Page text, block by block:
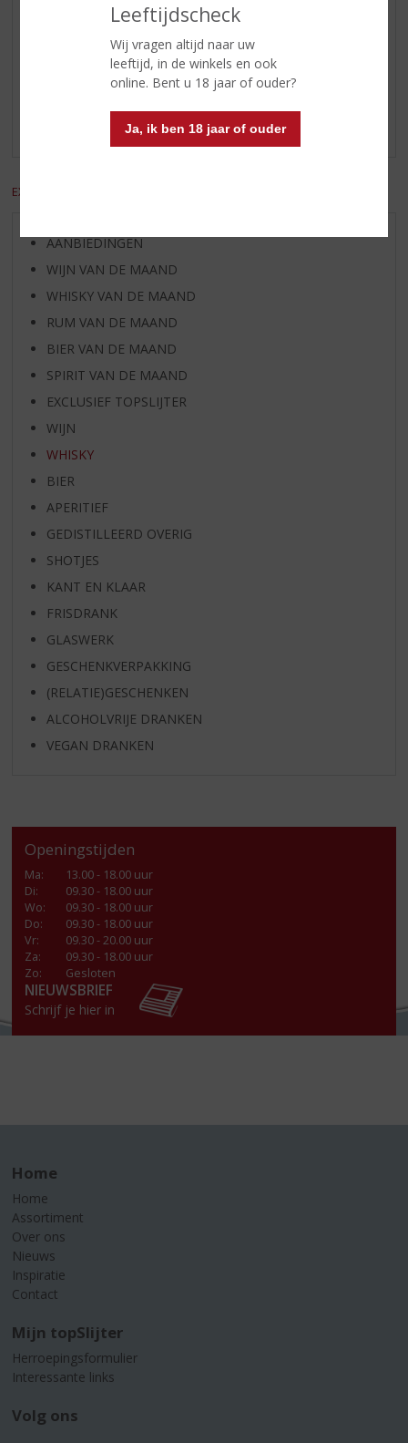
Leeftijdscheck
Wij vragen altijd naar uw
leeftijd, in de winkels en ook
online. Bent u 18 jaar of ouder?
Ja, ik ben 18 jaar of ouder
Reviews
Er zijn nog geen reviews geplaatst voor dit product
EXCL. BTW
AANBIEDINGEN
WIJN VAN DE MAAND
WHISKY VAN DE MAAND
RUM VAN DE MAAND
BIER VAN DE MAAND
SPIRIT VAN DE MAAND
EXCLUSIEF TOPSLIJTER
WIJN
WHISKY
BIER
APERITIEF
GEDISTILLEERD OVERIG
SHOTJES
KANT EN KLAAR
FRISDRANK
GLASWERK
GESCHENKVERPAKKING
(RELATIE)GESCHENKEN
ALCOHOLVRIJE DRANKEN
VEGAN DRANKEN
Openingstijden
Ma:
13.00 - 18.00 uur
Di:
09.30 - 18.00 uur
Wo:
09.30 - 18.00 uur
Do:
09.30 - 18.00 uur
Vr:
09.30 - 20.00 uur
Za:
09.30 - 18.00 uur
Zo:
Gesloten
NIEUWSBRIEF
Schrijf je hier in
Home
Home
Assortiment
Over ons
Nieuws
Inspiratie
Contact
Mijn topSlijter
Herroepingsformulier
Interessante links
Volg ons